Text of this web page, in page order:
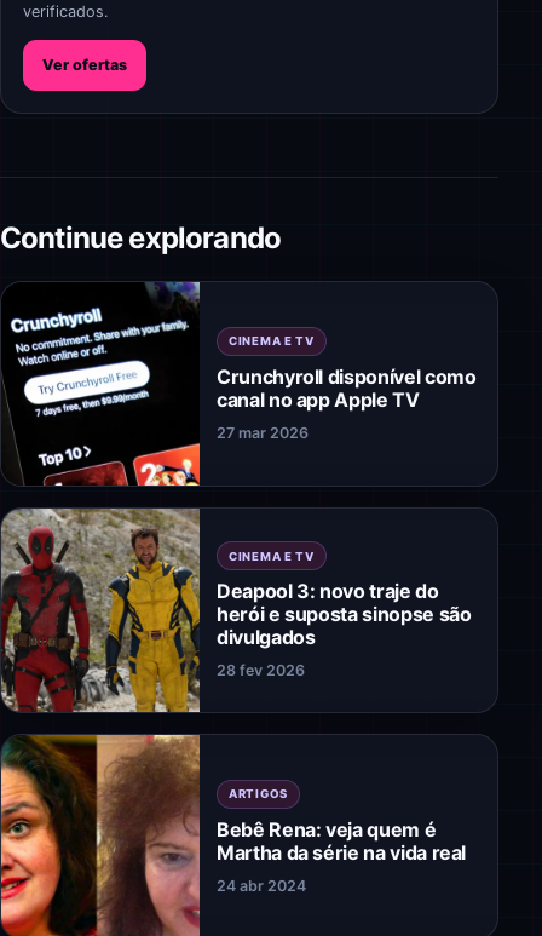
verificados.
Ver ofertas
Continue explorando
CINEMA E TV
Crunchyroll disponível como
canal no app Apple TV
27 mar 2026
CINEMA E TV
Deapool 3: novo traje do
herói e suposta sinopse são
divulgados
28 fev 2026
ARTIGOS
Bebê Rena: veja quem é
Martha da série na vida real
24 abr 2024